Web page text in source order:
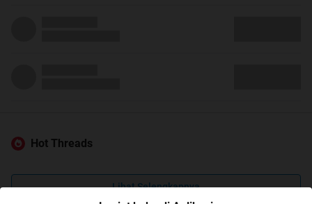
Hot Threads
Lihat Selengkapnya